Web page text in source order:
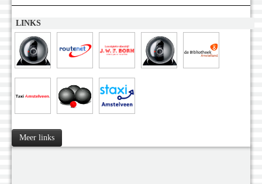
LINKS
Meer links